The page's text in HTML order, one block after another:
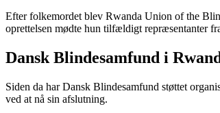
Efter folkemordet blev Rwanda Union of the
oprettelsen mødte hun tilfældigt repræsentanter
Dansk Blindesamfund i
Siden da har Dansk Blindesamfund støttet
ved at nå sin afslutning.